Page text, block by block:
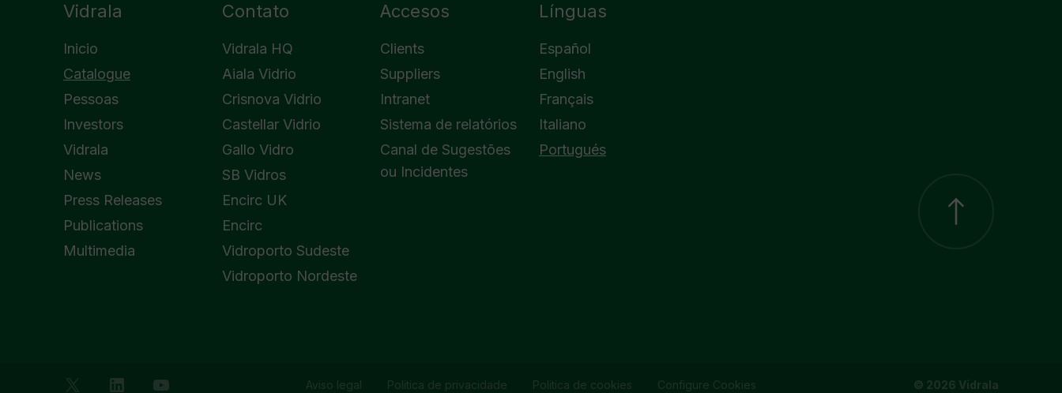
Vidrala
Inicio
Catalogue
Pessoas
Investors
Vidrala
News
Press Releases
Publications
Multimedia
Contato
Vidrala HQ
Aiala Vidrio
Crisnova Vidrio
Castellar Vidrio
Gallo Vidro
SB Vidros
Encirc UK
Encirc
Vidroporto Sudeste
Vidroporto Nordeste
Accesos
Clients
Suppliers
Intranet
Sistema de relatórios
Canal de Sugestões
ou Incidentes
Línguas
Español
English
Français
Italiano
Portugués
Aviso legal Politica de privacidade Politica de cookies Configure Cookies © 2026 Vidrala